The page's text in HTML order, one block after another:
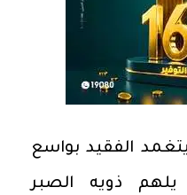
الفقيد بواسع
يلهم ذويه الصبر